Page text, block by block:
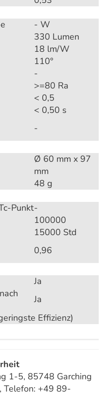
- W
330 Lumen
18 lm/W
110°
-
>=80 Ra
< 0,5
< 0,50 s
-
Ø 60 mm x 97
mm
48 g
Punkt-
100000
15000 Std
0,96
Ja
Ja
Effizienz)
1-5, 85748 Garching
Telefon: +49 89-